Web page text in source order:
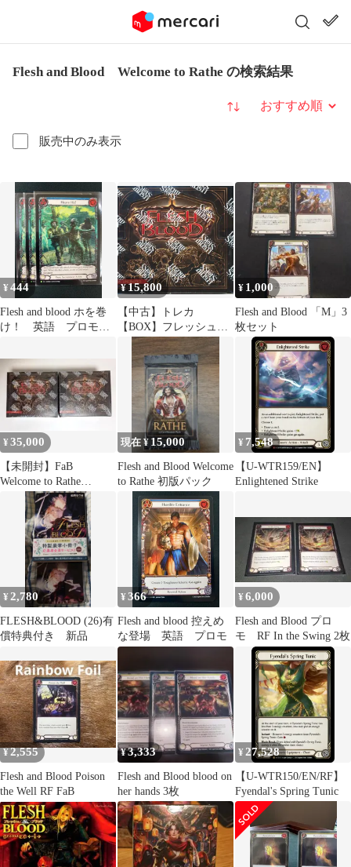
Flesh and Blood Welcome to Rathe の検索結果
販売中のみ表示
並び替え
¥444
Flesh and blood ホを巻
け！ 英語 プロモ 3
¥15,800
【中古】トレカ
【BOX】フレッシュ＆
ブラッド英語版
Welcome to Rathe
¥ 1,000
Flesh and Blood 「M」3
枚セット
¥35,000
【未開封】FaB
Welcome to Rathe
Unlimited 2box
現在 ¥ 15,000
Flesh and Blood Welcome
to Rathe 初版パック
¥ 7,548
【U-WTR159/EN】
Enlightened Strike
¥2,780
FLESH&BLOOD (26)有
償特典付き 新品
¥366
Flesh and blood 控えめ
な登場 英語 プロモ
¥6,000
Flesh and Blood プロ
モ RF In the Swing 2枚
¥2,555
Flesh and Blood Poison
the Well RF FaB
¥3,333
Flesh and Blood blood on
her hands 3枚
¥ 27,528
【U-WTR150/EN/RF】
Fyendal's Spring Tunic